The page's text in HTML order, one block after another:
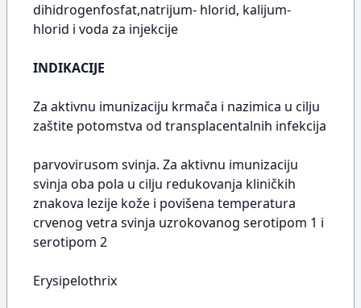
dihidrogenfosfat,natrijum- hlorid, kalijum-
hlorid i voda za injekcije
INDIKACIJE
Za aktivnu imunizaciju krmača i nazimica u cilju
zaštite potomstva od transplacentalnih infekcija
parvovirusom svinja. Za aktivnu imunizaciju
svinja oba pola u cilju redukovanja kliničkih
znakova lezije kože i povišena temperatura
crvenog vetra svinja uzrokovanog serotipom 1 i
serotipom 2
Erysipelothrix